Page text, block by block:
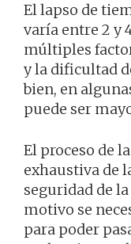
El lapso de
varía entre 2 y
múltiples
y la dificultad
bien, en
puede ser
El proceso de
exhaustiva de
seguridad de
motivo se
para poder